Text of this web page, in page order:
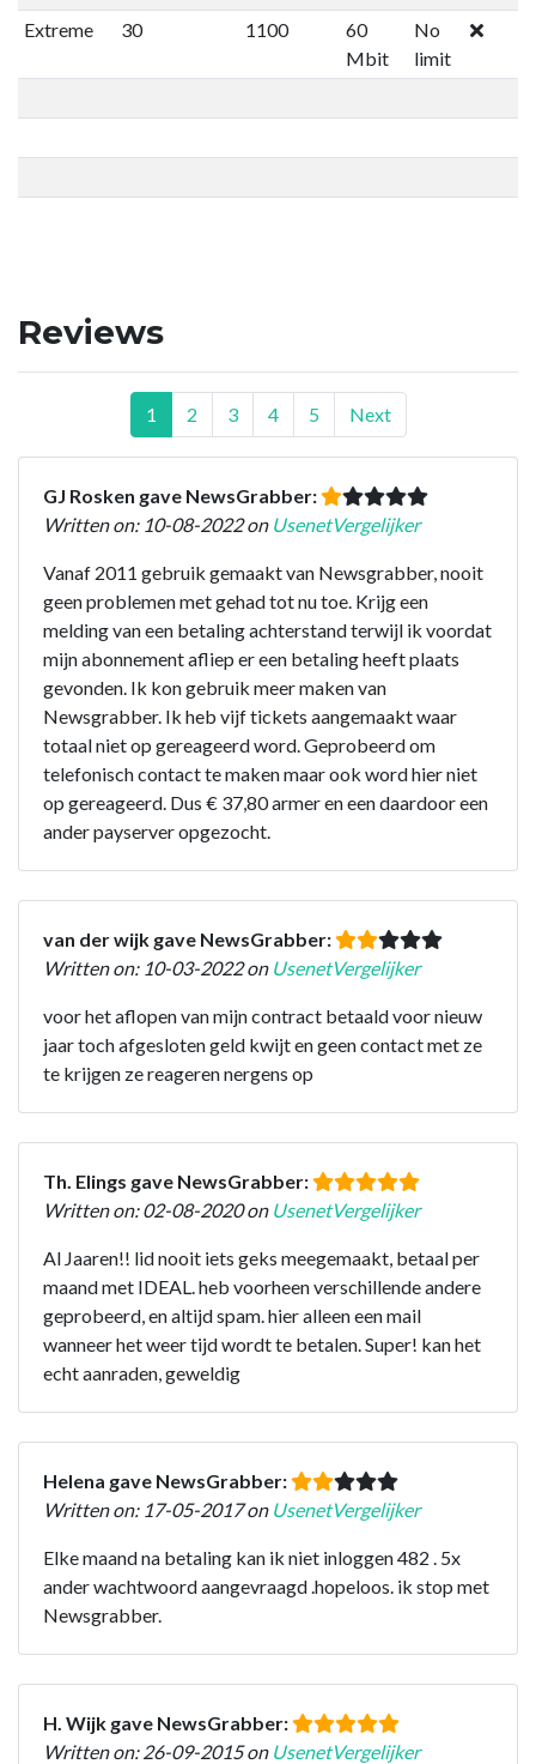
Extreme 30 1100
60
Mbit
No
limit
Reviews
1 2 3 4 5 Next
GJ Rosken gave NewsGrabber:
Written on: 10-08-2022 on UsenetVergelijker
Vanaf 2011 gebruik gemaakt van Newsgrabber, nooit
geen problemen met gehad tot nu toe. Krijg een
melding van een betaling achterstand terwijl ik voordat
mijn abonnement afliep er een betaling heeft plaats
gevonden. Ik kon gebruik meer maken van
Newsgrabber. Ik heb vijf tickets aangemaakt waar
totaal niet op gereageerd word. Geprobeerd om
telefonisch contact te maken maar ook word hier niet
op gereageerd. Dus € 37,80 armer en een daardoor een
ander payserver opgezocht.
van der wijk gave NewsGrabber:
Written on: 10-03-2022 on UsenetVergelijker
voor het aflopen van mijn contract betaald voor nieuw
jaar toch afgesloten geld kwijt en geen contact met ze
te krijgen ze reageren nergens op
Th. Elings gave NewsGrabber:
Written on: 02-08-2020 on UsenetVergelijker
Al Jaaren!! lid nooit iets geks meegemaakt, betaal per
maand met IDEAL. heb voorheen verschillende andere
geprobeerd, en altijd spam. hier alleen een mail
wanneer het weer tijd wordt te betalen. Super! kan het
echt aanraden, geweldig
Helena gave NewsGrabber:
Written on: 17-05-2017 on UsenetVergelijker
Elke maand na betaling kan ik niet inloggen 482 . 5x
ander wachtwoord aangevraagd .hopeloos. ik stop met
Newsgrabber.
H. Wijk gave NewsGrabber:
Written on: 26-09-2015 on UsenetVergelijker